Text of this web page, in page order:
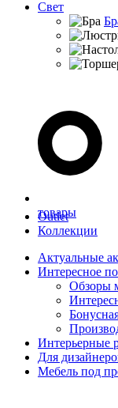
Свет
товары
Outlet
Коллекции
Актуальные
Интересное
Обзоры
Интерьерные
Для
Мебель под